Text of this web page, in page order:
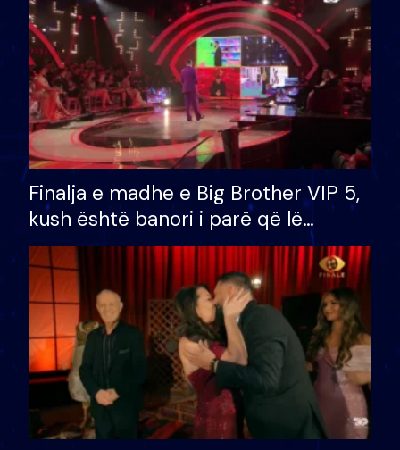
Finalja e madhe e Big Brother VIP 5,
kush është banori i parë që lë
shtëpinë dhe humb mundësinë për
të fituar çmimin e madh